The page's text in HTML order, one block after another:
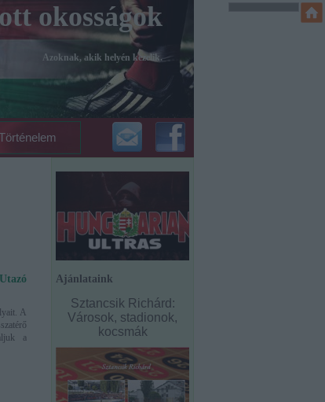
okosságok
Azoknak, akik helyén kezelik.
Ajánlataink
Sztancsik Richárd:
Városok, stadionok,
kocsmák
A
a